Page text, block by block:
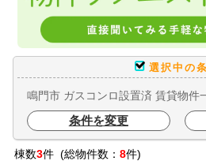
選択中の
鳴門市 ガスコンロ設置済 賃貸物件
条件を変更
棟数3件 (総物件数： 8件)